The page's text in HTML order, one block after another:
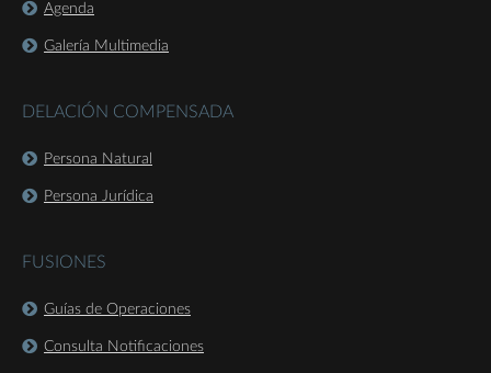
Agenda
Galería Multimedia
DELACIÓN COMPENSADA
Persona Natural
Persona Jurídica
FUSIONES
Guías de Operaciones
Consulta Notificaciones